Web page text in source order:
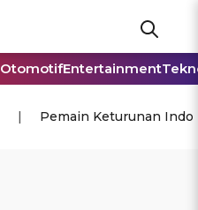
OtomotifEntertainment
Pemain Keturunan